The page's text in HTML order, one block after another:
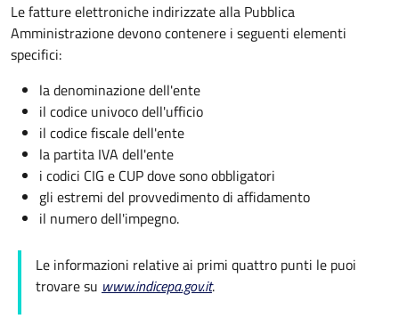
Le fatture elettroniche indirizzate alla Pubblica
Amministrazione devono contenere i seguenti elementi
specifici:
la denominazione dell'ente
il codice univoco dell'ufficio
il codice fiscale dell'ente
la partita IVA dell'ente
i codici CIG e CUP dove sono obbligatori
gli estremi del provvedimento di affidamento
il numero dell'impegno.
Le informazioni relative ai primi quattro punti le puoi
trovare su www.indicepa.gov.it.